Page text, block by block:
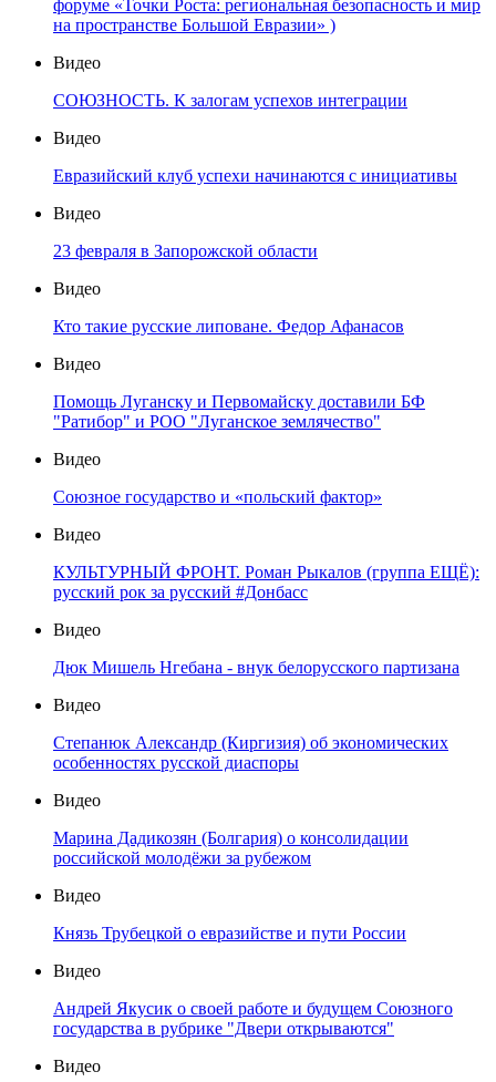
форуме «Точки Роста: региональная безопасность и мир
на пространстве Большой Евразии» )
Видео
СОЮЗНОСТЬ. К залогам успехов интеграции
Видео
Евразийский клуб успехи начинаются с инициативы
Видео
23 февраля в Запорожской области
Видео
Кто такие русские липоване. Федор Афанасов
Видео
Помощь Луганску и Первомайску доставили БФ
"Ратибор" и РОО "Луганское землячество"
Видео
Союзное государство и «польский фактор»
Видео
КУЛЬТУРНЫЙ ФРОНТ. Роман Рыкалов (группа ЕЩЁ):
русский рок за русский #Донбасс
Видео
Дюк Мишель Нгебана - внук белорусского партизана
Видео
Степанюк Александр (Киргизия) об экономических
особенностях русской диаспоры
Видео
Марина Дадикозян (Болгария) о консолидации
российской молодёжи за рубежом
Видео
Князь Трубецкой о евразийстве и пути России
Видео
Андрей Якусик о своей работе и будущем Союзного
государства в рубрике "Двери открываются"
Видео